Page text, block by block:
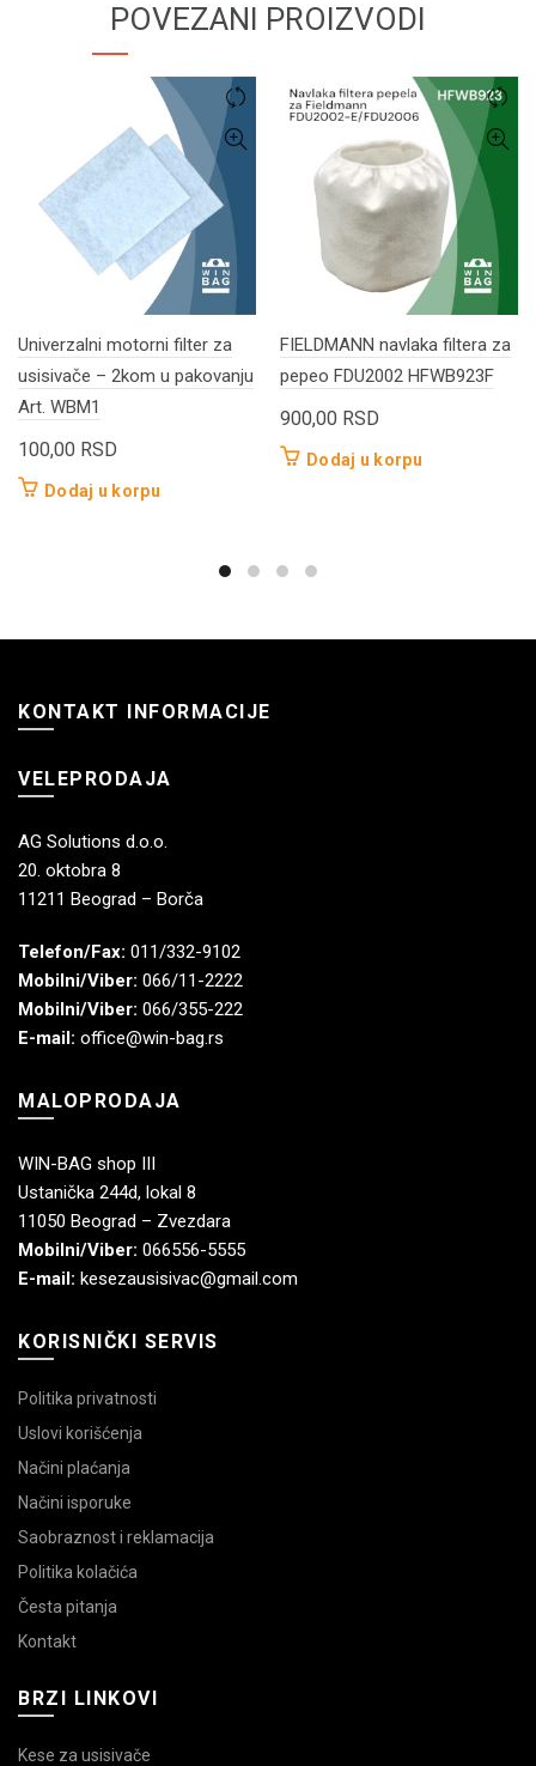
POVEZANI PROIZVODI
Univerzalni motorni filter za
usisivače – 2kom u pakovanju
Art. WBM1
100,00 RSD
Dodaj u korpu
FIELDMANN navlaka filtera za
pepeo FDU2002 HFWB923F
900,00 RSD
Dodaj u korpu
KONTAKT INFORMACIJE
VELEPRODAJA
AG Solutions d.o.o.
20. oktobra 8
11211 Beograd – Borča
Telefon/Fax: 011/332-9102
Mobilni/Viber: 066/11-2222
Mobilni/Viber: 066/355-222
E-mail: office@win-bag.rs
MALOPRODAJA
WIN-BAG shop III
Ustanička 244d, lokal 8
11050 Beograd – Zvezdara
Mobilni/Viber: 066556-5555
E-mail: kesezausisivac@gmail.com
KORISNIČKI SERVIS
Politika privatnosti
Uslovi korišćenja
Načini plaćanja
Načini isporuke
Saobraznost i reklamacija
Politika kolačića
Česta pitanja
Kontakt
BRZI LINKOVI
Kese za usisivače